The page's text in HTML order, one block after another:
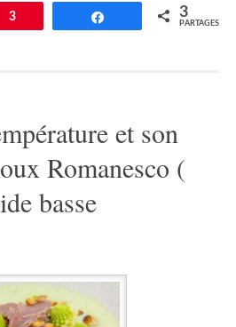
3 Partagez 3
PARTAGES
et son
Romanesco (
basse